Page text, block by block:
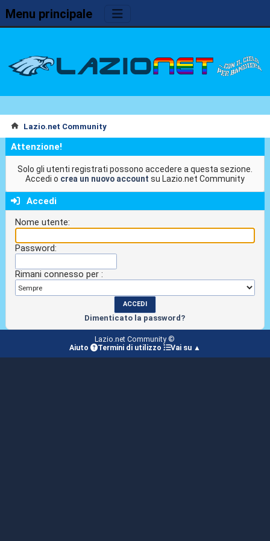
Menu principale
Lazio.net Community
Attenzione!
Solo gli utenti registrati possono accedere a questa sezione.
Accedi o crea un nuovo account su Lazio.net Community
Accedi
Nome utente:
Password:
Rimani connesso per :
Dimenticato la password?
Lazio.net Community ©
Aiuto
Termini di utilizzo Vai su ▲